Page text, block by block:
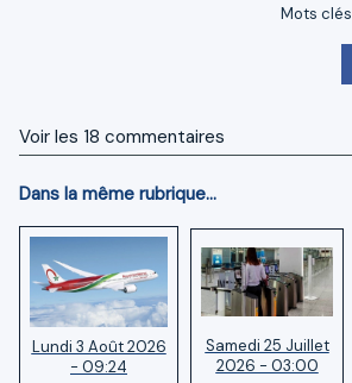
Mots clés
Voir les 18 commentaires
Dans la même rubrique...
Lundi 3 Août 2026
- 09:24
Samedi 25 Juillet
2026 - 03:00